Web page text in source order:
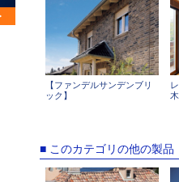
【ファンデルサンデンブリ
ック】
■ このカテゴリの他の製品